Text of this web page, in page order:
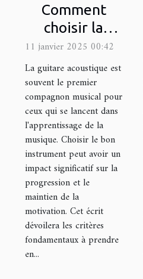
Comment
choisir la
meilleure
guitare
acoustique
pour
débutants
11 janvier 2025 00:42
La guitare acoustique est
souvent le premier
compagnon musical pour
ceux qui se lancent dans
l'apprentissage de la
musique. Choisir le bon
instrument peut avoir un
impact significatif sur la
progression et le
maintien de la
motivation. Cet écrit
dévoilera les critères
fondamentaux à prendre
en...